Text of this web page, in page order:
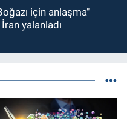
için anlaşma"
İran yalanladı